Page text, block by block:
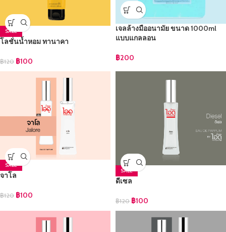
SALE
โลชั่นน้ำหอม ทานาคา
฿120 ฿100
เจลล้างมืออนามัย ขนาด 1000ml
แบบแกลลอน
฿200
SALE
จาโล
฿120 ฿100
SALE
ดีเซล
฿120 ฿100